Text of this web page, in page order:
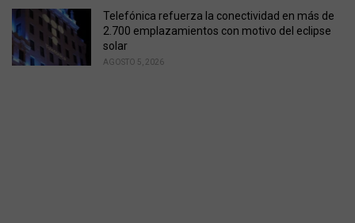
Telefónica refuerza la conectividad en más de
2.700 emplazamientos con motivo del eclipse
solar
AGOSTO 5, 2026